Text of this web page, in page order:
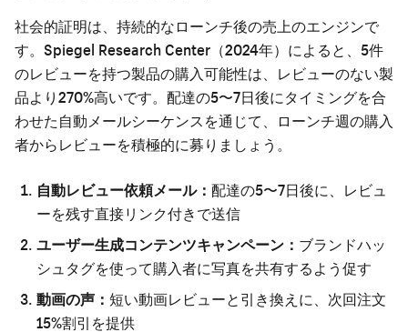
社会的証明は、持続的なローンチ後の売上のエンジンで
す。Spiegel Research Center（2024年）によると、5件
のレビューを持つ製品の購入可能性は、レビューのない製
品より270%高いです。配達の5〜7日後にタイミングを合
わせた自動メールシーケンスを通じて、ローンチ週の購入
者からレビューを積極的に募りましょう。
自動レビュー依頼メール： 配達の5〜7日後に、レビュ
ーを残す直接リンク付きで送信
ユーザー生成コンテンツキャンペーン： ブランドハッ
シュタグを使って購入者に写真を共有するよう促す
動画の声： 短い動画レビューと引き換えに、次回注文
15%割引を提供